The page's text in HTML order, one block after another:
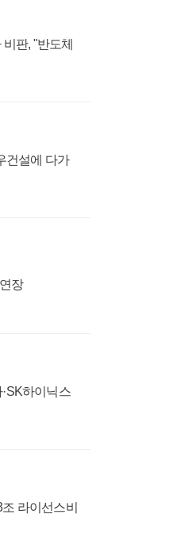
판, "반도체
건설에 다가
장
하이닉스
라이선스비